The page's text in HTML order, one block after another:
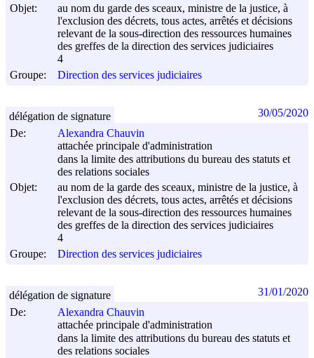
Objet:
au nom du garde des sceaux, ministre de la justice, à
l'exclusion des décrets, tous actes, arrêtés et décisions
relevant de la sous-direction des ressources humaines
des greffes de la direction des services judiciaires
4
Groupe:
Direction des services judiciaires
De:
Alexandra Chauvin
attachée principale d'administration
dans la limite des attributions du bureau des statuts et
des relations sociales
Objet:
au nom de la garde des sceaux, ministre de la justice, à
l'exclusion des décrets, tous actes, arrêtés et décisions
relevant de la sous-direction des ressources humaines
des greffes de la direction des services judiciaires
4
Groupe:
Direction des services judiciaires
délégation de signature 30/05/2020
De:
Alexandra Chauvin
attachée principale d'administration
dans la limite des attributions du bureau des statuts et
des relations sociales
délégation de signature 31/01/2020